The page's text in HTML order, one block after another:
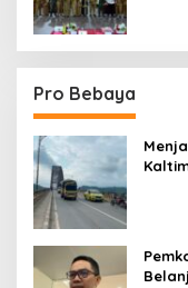
Pro Bebaya